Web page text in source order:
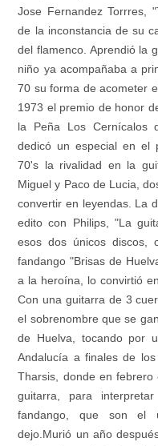
Área personal
Jose Fernandez Torrres,
de la inconstancia de su
del flamenco. Aprendió la
niño ya acompañaba a
70 su forma de acometer
1973 el premio de honor
la Peña Los Cernícalos
dedicó un especial en el
70's la rivalidad en la
Miguel y Paco de Lucia,
convertir en leyendas. La
edito con Philips, "La
esos dos únicos discos,
fandango "Brisas de
a la heroína, lo convirtió
Con una guitarra de 3
el sobrenombre que se
de Huelva, tocando por
Andalucía a finales de
Tharsis, donde en
guitarra, para
fandango, que son el
dejo.Murió un año